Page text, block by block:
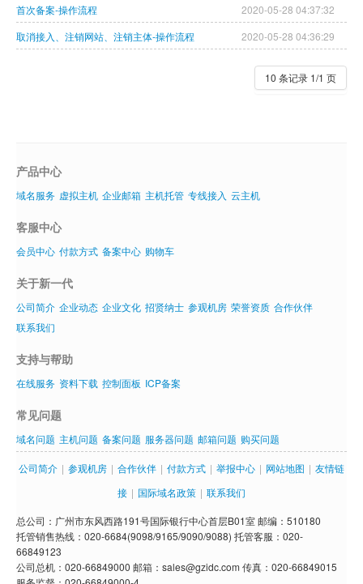
客服中心
企业文化
2020-05-28 04:37:32
首次备案-操作流程
2020-05-28 04:36:29
取消接入、注销网站、注销主体-操作流程
10 条记录 1/1 页
产品中心
域名服务 虚拟主机 企业邮箱 主机托管 专线接入 云主机
客服中心
会员中心 付款方式 备案中心 购物车
关于新一代
公司简介 企业动态 企业文化 招贤纳士 参观机房 荣誉资质 合作伙伴
联系我们
支持与帮助
在线服务 资料下载 控制面板 ICP备案
常见问题
域名问题 主机问题 备案问题 服务器问题 邮箱问题 购买问题
公司简介 | 参观机房 | 合作伙伴 | 付款方式 | 举报中心 | 网站地图 | 友情链
接 | 国际域名政策 | 联系我们
总公司：广州市东风西路191号国际银行中心首层B01室 邮编：510180
托管销售热线：020-6684(9098/9165/9090/9088) 托管客服：020-
66849123
公司总机：020-66849000 邮箱：sales@gzidc.com 传真：020-66849015